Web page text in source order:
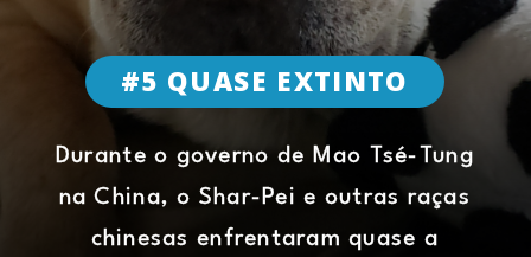
Durante o governo de Mao Tsé-Tung
na China, o Shar-Pei e outras raças
chinesas enfrentaram quase a
#5 QUASE EXTINTO